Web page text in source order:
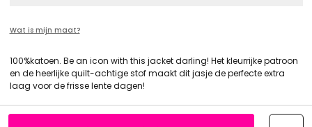
Wat is mijn maat?
100%katoen. Be an icon with this jacket darling! Het kleurrijke patroon
en de heerlijke quilt-achtige stof maakt dit jasje de perfecte extra
laag voor de frisse lente dagen!